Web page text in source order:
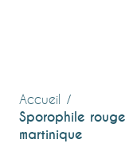
Accueil
Sporophile
martinique